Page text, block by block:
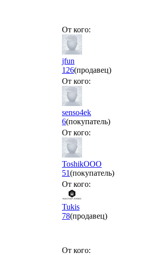
От кого:
jfun
126(продавец)
От кого:
senso4ek
6(покупатель)
От кого:
ToshikOOO
51(покупатель)
От кого:
Tukis
78(продавец)
От кого: